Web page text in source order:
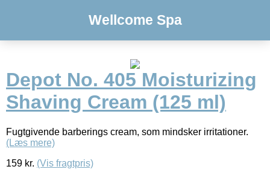
Wellcome Spa
Depot No. 405 Moisturizing
Shaving Cream (125 ml)
Fugtgivende barberings cream, som mindsker irritationer.
(Læs mere)
159 kr. (Vis fragtpris)